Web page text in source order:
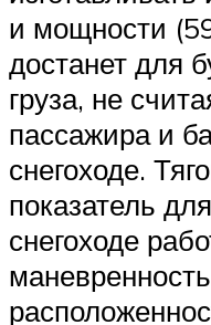
и мощности
достанет для
груза, не
пассажира и
снегоходе.
показатель
снегоходе